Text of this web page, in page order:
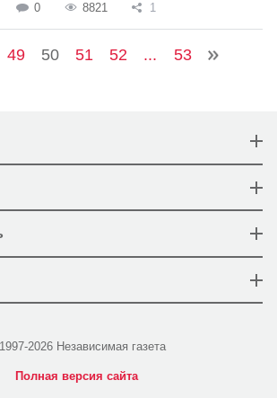
0 8821 1
49 50 51 52 ... 53
2026 Независимая газета
Полная версия сайта